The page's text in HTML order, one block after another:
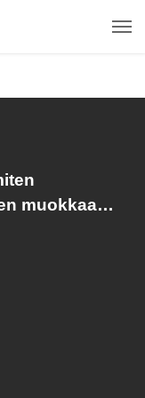
muokkaa